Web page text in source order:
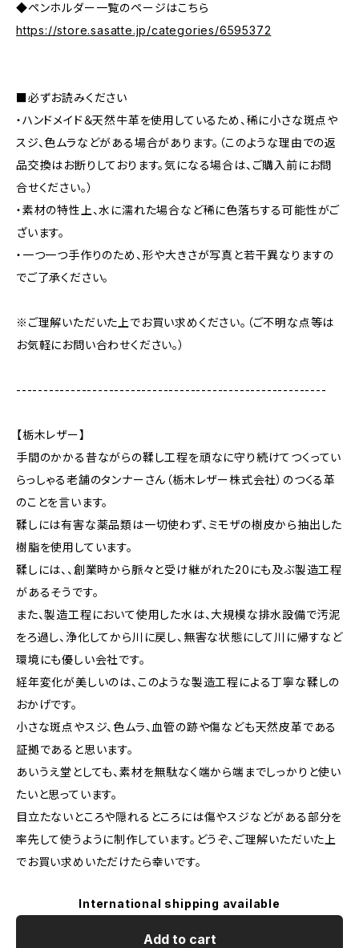
◆ペンホルダー一覧のページはこちら
https://store.sasatte.jp/categories/6595372
■必ずお読みください
・ハンドメイド＆天然牛革を使用しているため、稀に小さな斑点や
スジ、色ムラなどがある場合があります。（このような理由での返
品交換はお断りしております。気になる場合は、ご購入前にお問
合せください。）
・素材の特性上、水に濡れた場合など稀に色落ちする可能性がご
ざいます。
・一つ一つ手作りのため、形や大きさが写真と若干異なりますの
でご了承ください。
※ご理解いただいた上でお買い求めください。（ご不明な点等は
お気軽にお問い合わせください。）
---------------------------------------------------------
【栃木レザー】
手間のかかる昔ながらの鞣し工程を頑なに守り続けてつくってい
らっしゃる老舗のタンナーさん（栃木レザー株式会社）のつくる革
のことを言います。
鞣しには有害な薬品類は一切使わず、ミモザの樹皮から抽出した
樹脂を使用しています。
鞣しには、、創業時から脈々と受け継がれた20にも及ぶ製造工程
があるそうです。
また、製造工程において使用した水は、大規模な排水設備で汚泥
をろ過し、浄化してから川に戻し、無害な状態にして川に帰すなど
環境にも優しい会社です。
経年変化が美しいのは、このような製造工程による丁寧な鞣しの
おかげです。
小さな斑点やスジ、色ムラ、血管の跡や傷なども天然皮革である
証拠であると思います。
あいうえ堂としても、素材を無駄なく端から端までしっかりと使い
たいと思っています。
目立たないところや隠れるところには傷やスジなどがある部分を
率先して使うように制作しています。どうぞ、ご理解いただいた上
でお買い求めいただけたら幸いです。
International shipping available
Add to cart